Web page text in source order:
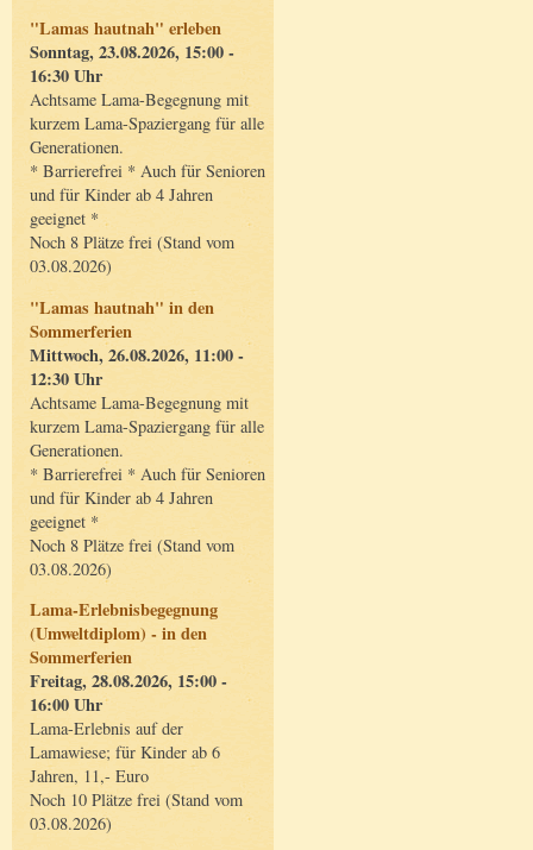
"Lamas hautnah" erleben
Sonntag, 23.08.2026, 15:00 -
16:30 Uhr
Achtsame Lama-Begegnung mit
kurzem Lama-Spaziergang für alle
Generationen.
* Barrierefrei * Auch für Senioren
und für Kinder ab 4 Jahren
geeignet *
Noch 8 Plätze frei (Stand vom
03.08.2026)
"Lamas hautnah" in den
Sommerferien
Mittwoch, 26.08.2026, 11:00 -
12:30 Uhr
Achtsame Lama-Begegnung mit
kurzem Lama-Spaziergang für alle
Generationen.
* Barrierefrei * Auch für Senioren
und für Kinder ab 4 Jahren
geeignet *
Noch 8 Plätze frei (Stand vom
03.08.2026)
Lama-Erlebnisbegegnung
(Umweltdiplom) - in den
Sommerferien
Freitag, 28.08.2026, 15:00 -
16:00 Uhr
Lama-Erlebnis auf der
Lamawiese; für Kinder ab 6
Jahren, 11,- Euro
Noch 10 Plätze frei (Stand vom
03.08.2026)